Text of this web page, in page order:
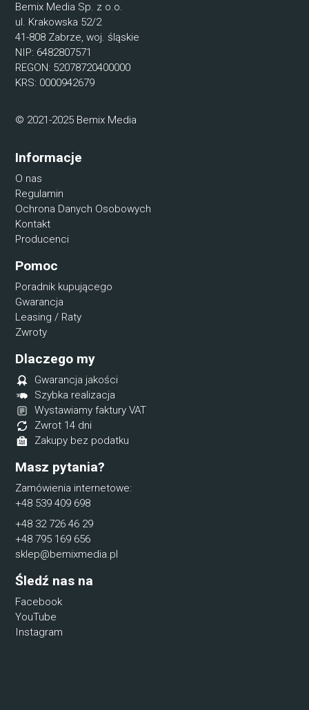
Bemix Media Sp. z o.o.
ul. Krakowska 52/2
41-808 Zabrze, woj. śląskie
NIP: 6482807571
REGON: 52078720400000
KRS: 0000942679
© 2021-2025 Bemix Media
Informacje
O nas
Regulamin
Ochrona Danych Osobowych
Kontakt
Producenci
Pomoc
Poradnik kupującego
Gwarancja
Leasing / Raty
Zwroty
Dlaczego my
Gwarancja jakości
Szybka realizacja
Wystawiamy faktury VAT
Zwrot 14 dni
Zakupy bez podatku
Masz pytania?
Zamówienia internetowe:
+48 539 409 698
+48 32 726 46 29
+48 795 169 656
sklep@bemixmedia.pl
Śledź nas na
Facebook
YouTube
Instagram